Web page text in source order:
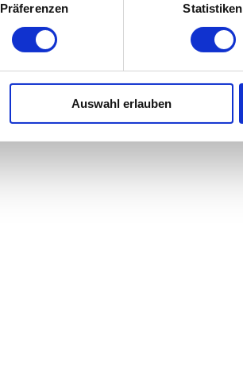
Präferenzen Statistiken
Auswahl erlauben